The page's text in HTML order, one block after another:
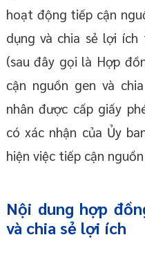
hoạt động tiếp cận
dụng và chia sẻ lợi
(sau đây gọi là Hợp
cận nguồn gen và
nhân được cấp giấy
có xác nhận của Ủy
hiện việc tiếp cận
Nội dung hợp
và chia sẻ lợi ích